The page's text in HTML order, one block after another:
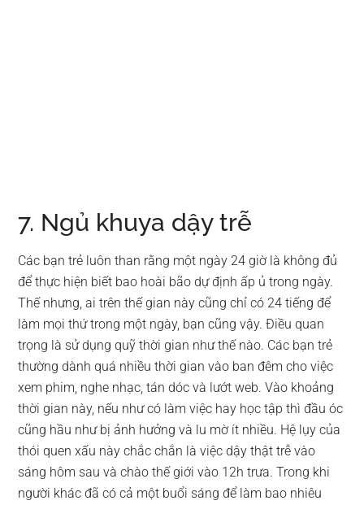
7. Ngủ khuya dậy trễ
Các bạn trẻ luôn than rằng một ngày 24 giờ là không đủ
để thực hiện biết bao hoài bão dự định ấp ủ trong ngày.
Thế nhưng, ai trên thế gian này cũng chỉ có 24 tiếng để
làm mọi thứ trong một ngày, bạn cũng vậy. Điều quan
trọng là sử dụng quỹ thời gian như thế nào. Các bạn trẻ
thường dành quá nhiều thời gian vào ban đêm cho việc
xem phim, nghe nhạc, tán dóc và lướt web. Vào khoảng
thời gian này, nếu như có làm việc hay học tập thì đầu óc
cũng hầu như bị ảnh hưởng và lu mờ ít nhiều. Hệ lụy của
thói quen xấu này chắc chắn là việc dậy thật trễ vào
sáng hôm sau và chào thế giới vào 12h trưa. Trong khi
người khác đã có cả một buổi sáng để làm bao nhiêu